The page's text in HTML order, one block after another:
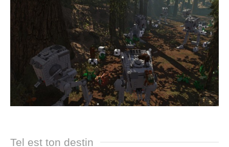
Tel est ton destin